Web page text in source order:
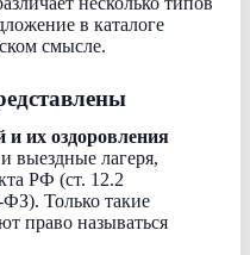
в каталоге
смысле.
и их оздоровления
выездные лагеря,
РФ (ст. 12.2
Только такие
право называться